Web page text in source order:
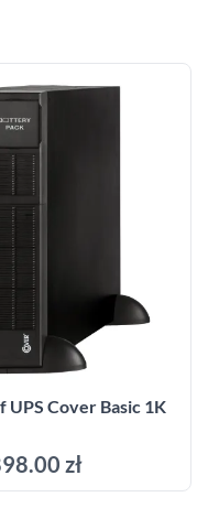
UPS Cover Basic 1K
zł